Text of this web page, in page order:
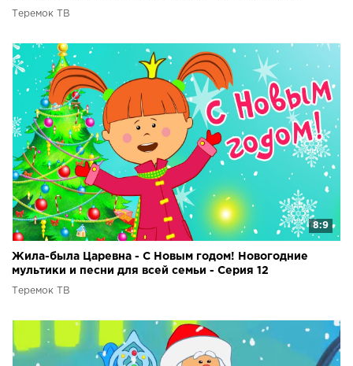
мультик про зиму
Теремок ТВ
8:9
Жила-была Царевна - С Новым годом! Новогодние
мультики и песни для всей семьи - Серия 12
Теремок ТВ